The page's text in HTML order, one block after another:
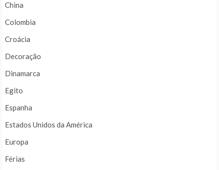
China
Colombia
Croácia
Decoração
Dinamarca
Egito
Espanha
Estados Unidos da América
Europa
Férias